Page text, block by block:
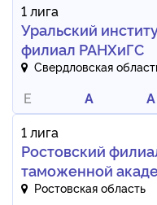
1 лига
Уральский
филиал РАНХиГС
Свердловская
E A A
1 лига
Ростовский
таможенной
Ростовская область